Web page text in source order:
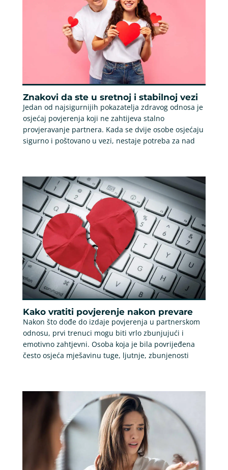
Znakovi da ste u sretnoj i stabilnoj vezi
Jedan od najsigurnijih pokazatelja zdravog odnosa je
osjećaj povjerenja koji ne zahtijeva stalno
provjeravanje partnera. Kada se dvije osobe osjećaju
sigurno i poštovano u vezi, nestaje potreba za nad
Kako vratiti povjerenje nakon prevare
Nakon što dođe do izdaje povjerenja u partnerskom
odnosu, prvi trenuci mogu biti vrlo zbunjujući i
emotivno zahtjevni. Osoba koja je bila povrijeđena
često osjeća mješavinu tuge, ljutnje, zbunjenosti